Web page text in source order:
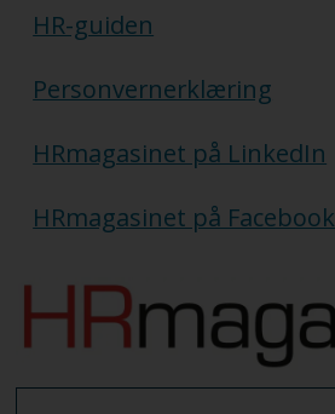
HR-guiden
Personvernerklæring
HRmagasinet på LinkedIn
HRmagasinet på Facebook